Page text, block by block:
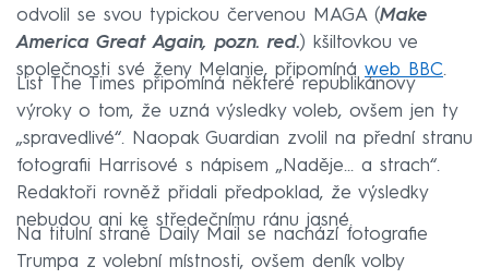
odvolil se svou typickou červenou MAGA (Make
America Great Again, pozn. red.) kšiltovkou ve
společnosti své ženy Melanie, připomíná web BBC.
List The Times připomíná některé republikánovy
výroky o tom, že uzná výsledky voleb, ovšem jen ty
„spravedlivé“. Naopak Guardian zvolil na přední stranu
fotografii Harrisové s nápisem „Naděje... a strach“.
Redaktoři rovněž přidali předpoklad, že výsledky
nebudou ani ke středečnímu ránu jasné.
Na titulní straně Daily Mail se nachází fotografie
Trumpa z volební místnosti, ovšem deník volby